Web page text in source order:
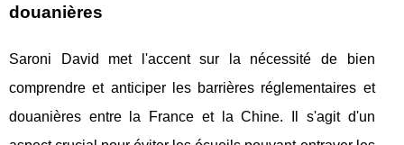
douanières
Saroni David met l'accent sur la nécessité de bien
comprendre et anticiper les barrières réglementaires et
douanières entre la France et la Chine. Il s'agit d'un